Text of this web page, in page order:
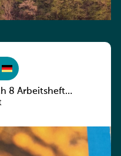
8 Arbeitsheft